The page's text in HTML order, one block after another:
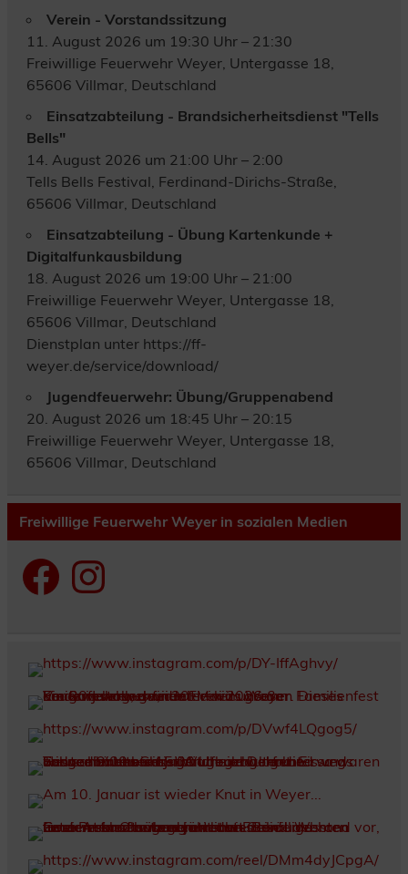
Verein - Vorstandssitzung
11. August 2026 um 19:30 Uhr – 21:30
Freiwillige Feuerwehr Weyer, Untergasse 18,
65606 Villmar, Deutschland
Einsatzabteilung - Brandsicherheitsdienst "Tells
Bells"
14. August 2026 um 21:00 Uhr – 2:00
Tells Bells Festival, Ferdinand-Dirichs-Straße,
65606 Villmar, Deutschland
Einsatzabteilung - Übung Kartenkunde +
Digitalfunkausbildung
18. August 2026 um 19:00 Uhr – 21:00
Freiwillige Feuerwehr Weyer, Untergasse 18,
65606 Villmar, Deutschland
Dienstplan unter https://ff-
weyer.de/service/download/
Jugendfeuerwehr: Übung/Gruppenabend
20. August 2026 um 18:45 Uhr – 20:15
Freiwillige Feuerwehr Weyer, Untergasse 18,
65606 Villmar, Deutschland
Freiwillige Feuerwehr Weyer in sozialen Medien
FacebookInstagram